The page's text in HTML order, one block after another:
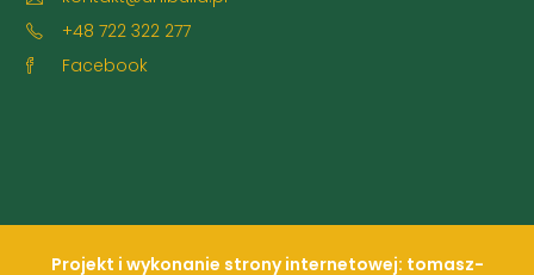
+48 722 322 277
Facebook
Projekt i wykonanie strony internetowej: tomasz-